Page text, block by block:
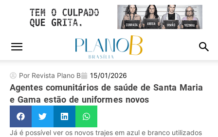
Por Revista Plano B 15/01/2026
Agentes comunitários de saúde de Santa Maria
e Gama estão de uniformes novos
Já é possível ver os novos trajes em azul e branco utilizados